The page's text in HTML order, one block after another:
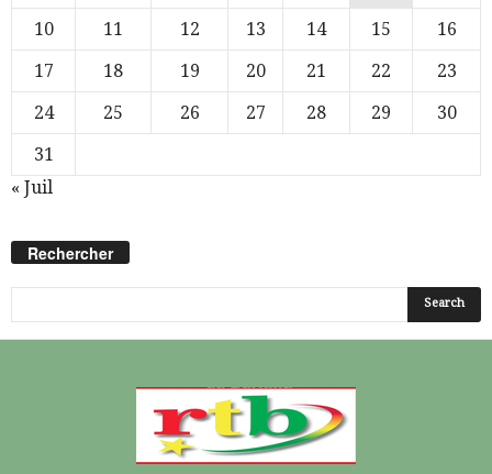
10
11 12 13 14 15
16
17
18 19 20 21 22
23
24
25 26 27 28 29
30
31
« Juil
Rechercher